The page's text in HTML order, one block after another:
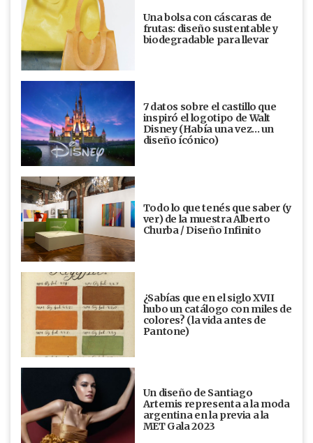
Una bolsa con cáscaras de
frutas: diseño sustentable y
biodegradable para llevar
7 datos sobre el castillo que
inspiró el logotipo de Walt
Disney (Había una vez... un
diseño ícónico)
Todo lo que tenés que saber (y
ver) de la muestra Alberto
Churba / Diseño Infinito
¿Sabías que en el siglo XVII
hubo un catálogo con miles de
colores? (la vida antes de
Pantone)
Un diseño de Santiago
Artemis representa a la moda
argentina en la previa a la
MET Gala 2023